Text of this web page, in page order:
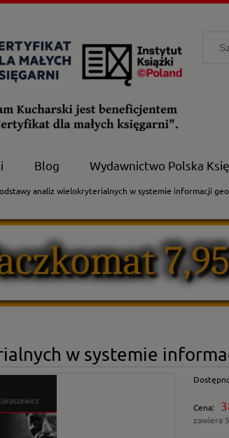
Blog Wydawnictwo Polska
analiz wielokryterialnych w systemie informacji
w systemie
Cena:
zawiera